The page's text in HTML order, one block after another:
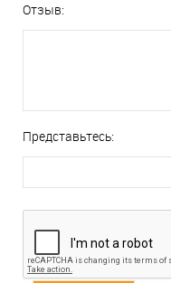
Отзыв:
Представьтесь: